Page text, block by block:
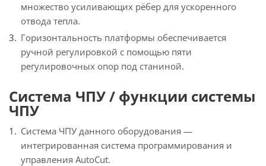
множество усиливающих рёбер для ускоренного
отвода тепла.
Горизонтальность платформы обеспечивается
ручной регулировкой с помощью пяти
регулировочных опор под станиной.
Система ЧПУ / функции системы
ЧПУ
Система ЧПУ данного оборудования —
интегрированная система программирования и
управления AutoCut.